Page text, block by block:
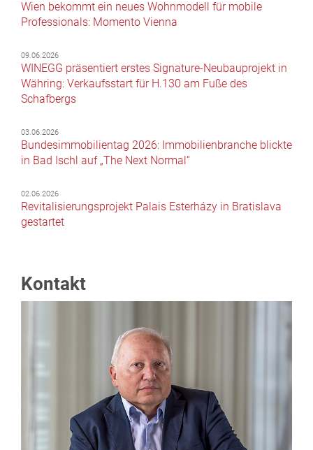
Wien bekommt ein neues Wohnmodell für mobile
Professionals: Momento Vienna
09.06.2026
WINEGG präsentiert erstes Signature-Neubauprojekt in
Währing: Verkaufsstart für H.130 am Fuße des
Schafbergs
03.06.2026
Bundesimmobilientag 2026: Immobilienbranche blickte
in Bad Ischl auf „The Next Normal“
02.06.2026
Revitalisierungsprojekt Palais Esterházy in Bratislava
gestartet
Kontakt